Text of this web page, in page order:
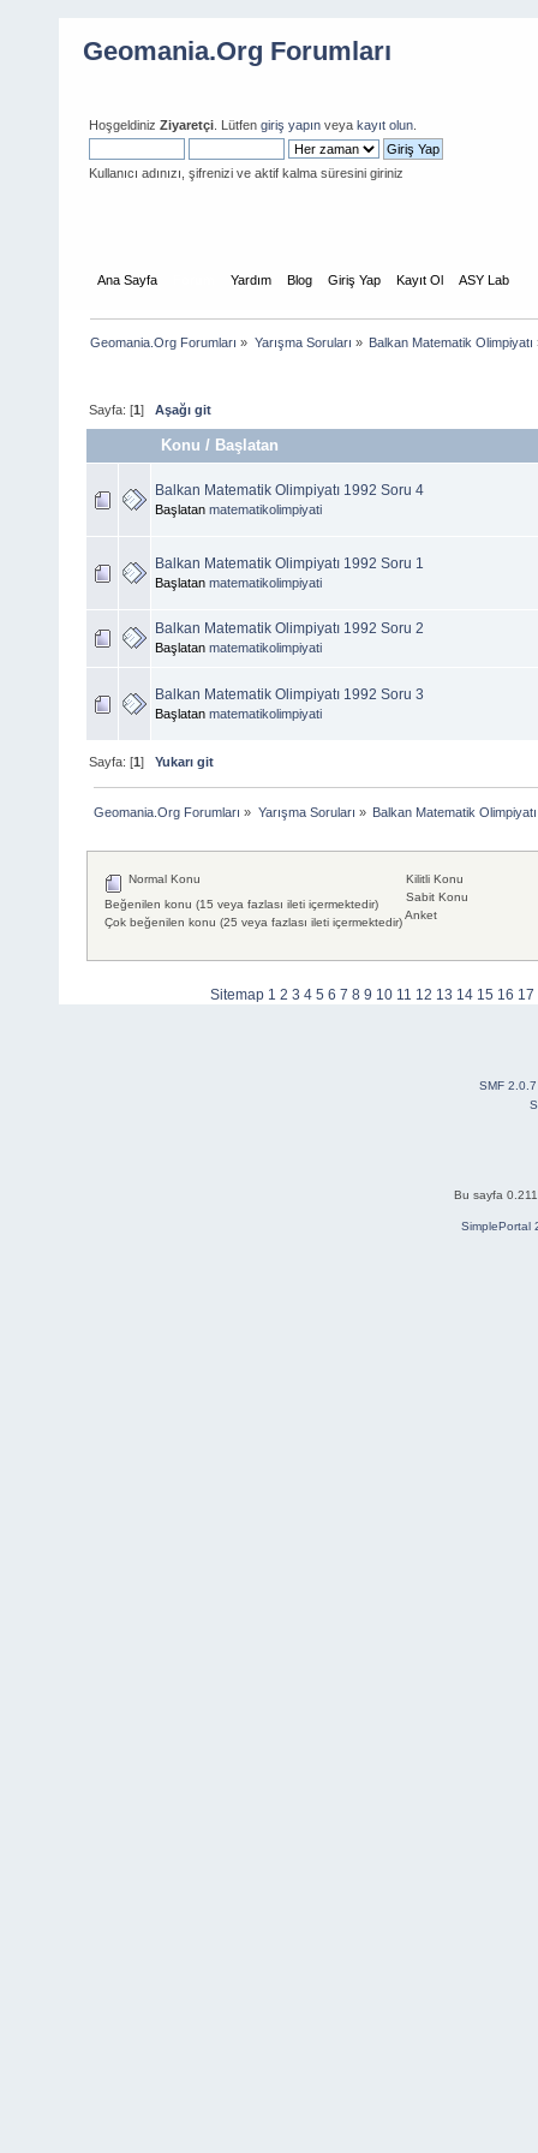
Geomania.Org Forumları
Hoşgeldiniz Ziyaretçi . Lütfen giriş yapın veya kayıt olun
Kullanıcı adınızı, şifrenizi ve aktif kalma süresini giriniz
Ana Sayfa Yardım Blog Giriş Yap Kayıt Ol ASY Lab
Geomania.Org Forumları » Yarışma Soruları » Balkan Matematik Olimpiyatı
Sayfa: [1]Aşağı git
Konu / Başlatan
Balkan Matematik Olimpiyatı 1992 Soru 4
Başlatan matematikolimpiyati
Balkan Matematik Olimpiyatı 1992 Soru 1
Başlatan matematikolimpiyati
Balkan Matematik Olimpiyatı 1992 Soru 2
Başlatan matematikolimpiyati
Balkan Matematik Olimpiyatı 1992 Soru 3
Başlatan matematikolimpiyati
Sayfa: [1]Yukarı git
Geomania.Org Forumları » Yarışma Soruları » Balkan Matematik Olimpiyatı
Normal Konu
Beğenilen konu (15 veya fazlası ileti içermektedir)
Çok beğenilen konu (25 veya fazlası ileti içermektedir)
Kilitli Konu
Sabit Konu
Anket
Sitemap 1 2 3 4 5 6 7 8 9 10 11 12 13 14 15 16 17
SMF 2.0.7
Bu sayfa
SimplePortal